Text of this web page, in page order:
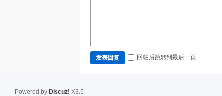
发表回复 回帖后跳转到最后一页
Powered by Discuz! X3.5